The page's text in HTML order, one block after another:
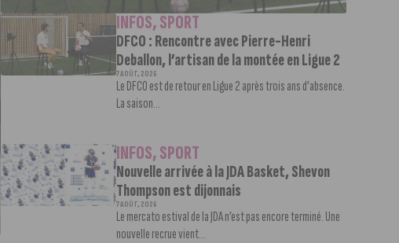
INFOS,SPORT
DFCO : Rencontre avec Pierre-Henri
Deballon, l’artisan de la montée en Ligue 2
7 AOÛT, 2026
Le DFCO est de retour en Ligue 2 après trois ans d’absence.
La saison...
INFOS,SPORT
Nouvelle arrivée à la JDA Basket, Shevon
Thompson est dijonnais
7 AOÛT, 2026
Le mercato estival de la JDA n’est pas encore terminé. Une
nouvelle recrue vient...